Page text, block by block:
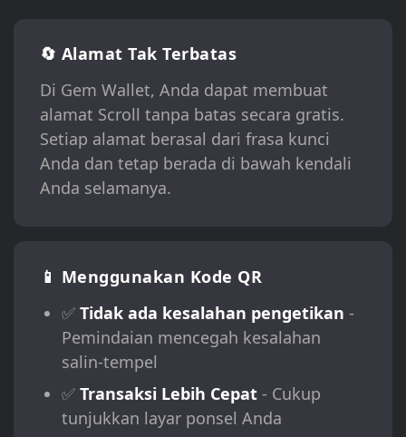
🔄 Alamat Tak Terbatas
Di Gem Wallet, Anda dapat membuat
alamat Scroll tanpa batas secara gratis.
Setiap alamat berasal dari frasa kunci
Anda dan tetap berada di bawah kendali
Anda selamanya.
📱 Menggunakan Kode QR
✅ Tidak ada kesalahan pengetikan -
Pemindaian mencegah kesalahan
salin-tempel
✅ Transaksi Lebih Cepat- Cukup
tunjukkan layar ponsel Anda